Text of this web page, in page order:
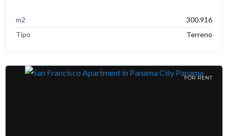
m2
300.916
Tipo
Terreno
FOR RENT